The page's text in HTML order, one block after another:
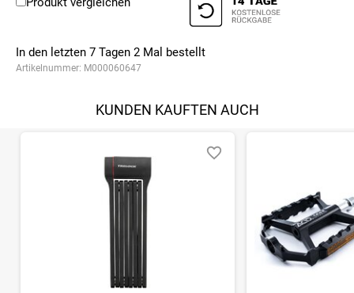
In den letzten 7 Tagen 2 Mal bestellt
Artikelnummer: M000060647
KUNDEN KAUFTEN AUCH